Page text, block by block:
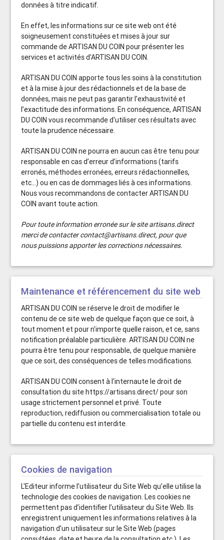
données à titre indicatif.
En effet, les informations sur ce site web ont été
soigneusement constituées et mises à jour sur
commande de ARTISAN DU COIN pour présenter les
services et activités d'ARTISAN DU COIN.
ARTISAN DU COIN apporte tous les soins à la constitution
et à la mise à jour des rédactionnels et de la base de
données, mais ne peut pas garantir l’exhaustivité et
l’exactitude des informations. En conséquence, ARTISAN
DU COIN vous recommande d'utiliser ces résultats avec
toute la prudence nécessaire.
ARTISAN DU COIN ne pourra en aucun cas être tenu pour
responsable en cas d’erreur d’informations (tarifs
erronés, méthodes erronées, erreurs rédactionnelles,
etc...) ou en cas de dommages liés à ces informations.
Nous vous recommandons de contacter ARTISAN DU
COIN avant toute action.
Pour toute information erronée sur le site artisans.direct
merci de contacter contact@artisans.direct, pour que
nous puissions apporter les corrections nécessaires.
Maintenance et référencement du site web
ARTISAN DU COIN se réserve le droit de modifier le
contenu de ce site web de quelque façon que ce soit, à
tout moment et pour n'importe quelle raison, et ce, sans
notification préalable particulière. ARTISAN DU COIN ne
pourra être tenu pour responsable, de quelque manière
que ce soit, des conséquences de telles modifications.
ARTISAN DU COIN consent à l'internaute le droit de
consultation du site https://artisans.direct/ pour son
usage strictement personnel et privé. Toute
reproduction, rediffusion ou commercialisation totale ou
partielle du contenu est interdite.
Cookies de navigation
L'Editeur informe l’utilisateur du Site Web qu’elle utilise la
technologie des cookies de navigation. Les cookies ne
permettent pas d’identifier l’utilisateur du Site Web. Ils
enregistrent uniquement les informations relatives à la
navigation d’un utilisateur sur le Site Web (pages